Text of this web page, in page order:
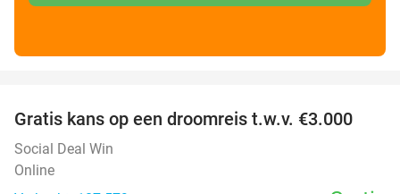
Gratis kans op een droomreis t.w.v. €3.000
Social Deal Win
Online